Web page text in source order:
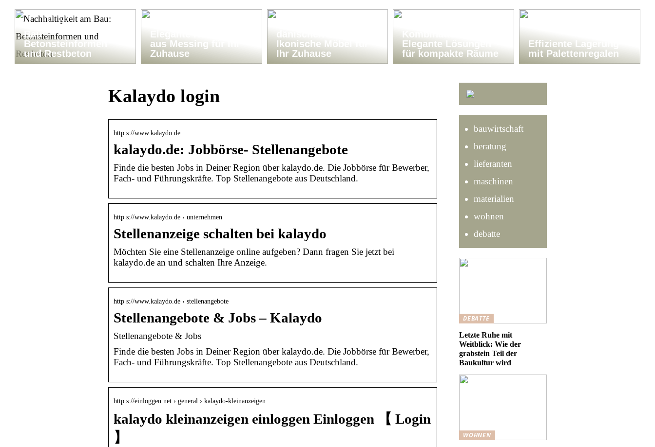
Nachhaltigkeit am
Bau:
Betonsteinformen
und Restbeton
Elegante Kerzenhalter
aus Messing für Ihr
Zuhause
dänischen Design:
Ikonische Möbel für
Ihr Zuhause
Kombinationen:
Elegante Lösungen
für kompakte Räume
Effiziente Lagerung
mit Palettenregalen
Kalaydo login
http s://www.kalaydo.de
kalaydo.de: Jobbörse- Stellenangebote
Finde die besten Jobs in Deiner Region über kalaydo.de. Die Jobbörse für Bewerber,
Fach- und Führungskräfte. Top Stellenangebote aus Deutschland.
http s://www.kalaydo.de › unternehmen
Stellenanzeige schalten bei kalaydo
Möchten Sie eine Stellenanzeige online aufgeben? Dann fragen Sie jetzt bei
kalaydo.de an und schalten Ihre Anzeige.
http s://www.kalaydo.de › stellenangebote
Stellenangebote & Jobs – Kalaydo
Stellenangebote & Jobs
Finde die besten Jobs in Deiner Region über kalaydo.de. Die Jobbörse für Bewerber,
Fach- und Führungskräfte. Top Stellenangebote aus Deutschland.
http s://einloggen.net › general › kalaydo-kleinanzeigen…
kalaydo kleinanzeigen einloggen Einloggen 【 Login
】
bauwirtschaft
beratung
lieferanten
maschinen
materialien
wohnen
debatte
DEBATTE
Letzte Ruhe mit
Weitblick: Wie der
grabstein Teil der
Baukultur wird
WOHNEN